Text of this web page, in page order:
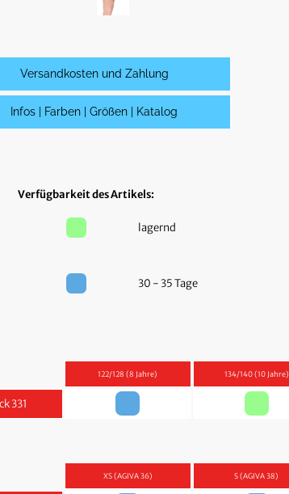
Versandkosten und Zahlung
Infos | Farben | Größen | Katalog
Verfügbarkeit des Artikels:
lagernd
30 - 35 Tage
122/128 (8 Jahre) 134/140 (10 Jahre)
331
XS (AGIVA 36) S (AGIVA 38)